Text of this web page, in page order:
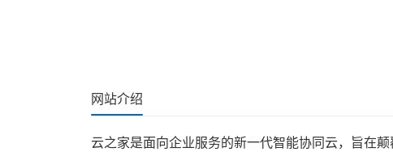
网站介绍
云之家是面向企业服务的新一代智能协同云，旨在